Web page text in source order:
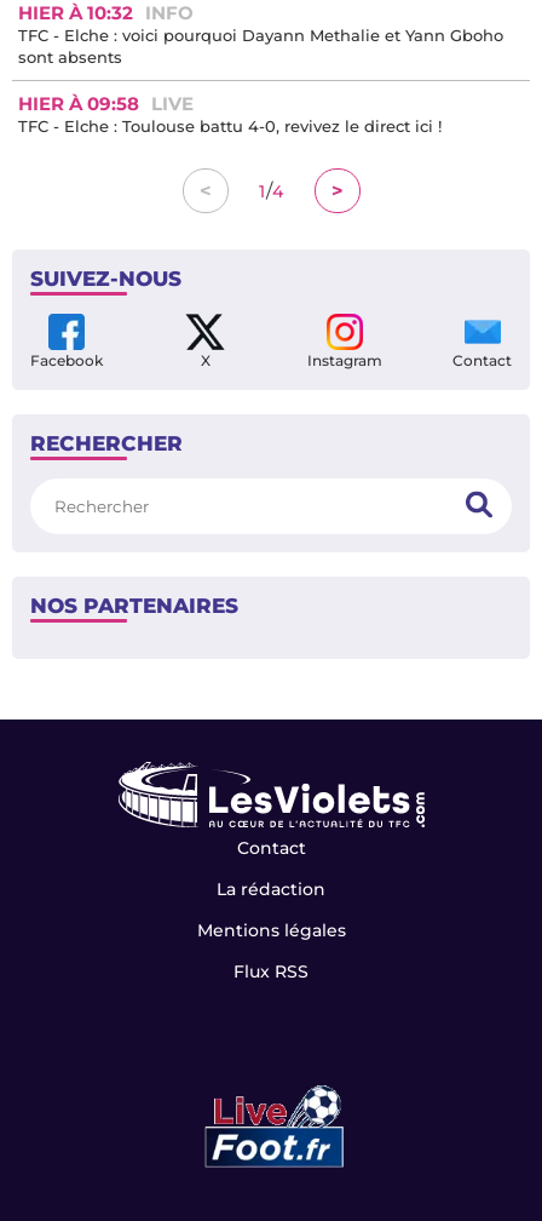
HIER À 10:32 INFO
TFC - Elche : voici pourquoi Dayann Methalie et Yann Gboho
sont absents
HIER À 09:58 LIVE
TFC - Elche : Toulouse battu 4-0, revivez le direct ici !
< 1/4 >
SUIVEZ-NOUS
Facebook X Instagram Contact
RECHERCHER
NOS PARTENAIRES
Contact
La rédaction
Mentions légales
Flux RSS